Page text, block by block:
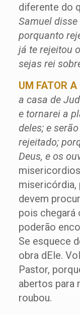
diferente do
Samuel
porquanto
já te rejeitou
sejas rei
UM FATOR A
a casa de
e tornarei a
deles; e
rejeitado;
Deus, e os
misericórdia,
devem
pois chegará
poderão
Se esquece
obra dEle.
Pastor,
abertos para
roubou.